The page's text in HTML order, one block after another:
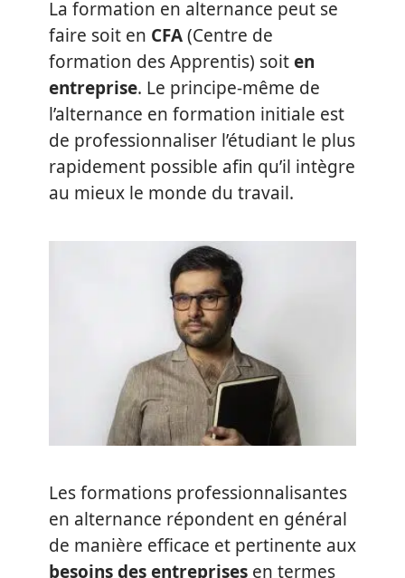
La formation en alternance peut se
faire soit en CFA(Centre de
formation des Apprentis) soiten
entreprise. Le principe-même de
l’alternance en formation initiale est
de professionnaliser l’étudiant le plus
rapidement possible afin qu’il intègre
au mieux le monde du travail.
Les formations professionnalisantes
en alternance répondent en général
de manière efficace et pertinente aux
besoins des entreprises en termes